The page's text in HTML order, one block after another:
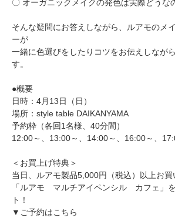
〇 オーガニックメイクの発色は実際どうな
そんな疑問にお答えしながら、ルアモのメ
ーが
一緒に色選びをしたりコツをお伝えしなが
す。
●概要
日時：4月13日（日）
場所：style table DAIKANYAMA
予約枠（各回1名様、40分間）
12:00～、13:00～、14:00～、16:00～、
＜お買上げ特典＞
当日、ルアモ製品5,000円（税込）以上お買
「ルアモ マルチアイペンシル カフェ」
ト！
▼ご予約はこちら